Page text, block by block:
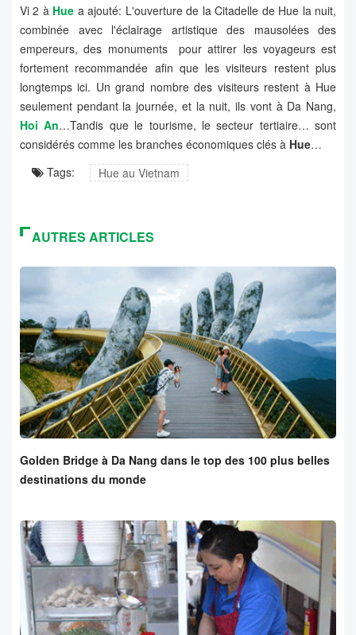
Vi 2 à Hue a ajouté: L'ouverture de la Citadelle de Hue la nuit,
combinée avec l'éclairage artistique des mausolées des
empereurs, des monuments pour attirer les voyageurs est
fortement recommandée afin que les visiteurs restent plus
longtemps ici. Un grand nombre des visiteurs restent à Hue
seulement pendant la journée, et la nuit, ils vont à Da Nang,
Hoi An…Tandis que le tourisme, le secteur tertiaire… sont
considérés comme les branches économiques clés à Hue…
Tags:
Hue au Vietnam
AUTRES ARTICLES
Golden Bridge à Da Nang dans le top des 100 plus belles
destinations du monde